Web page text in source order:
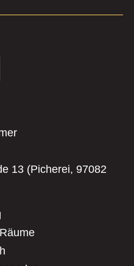
13 (Picherei, 97082